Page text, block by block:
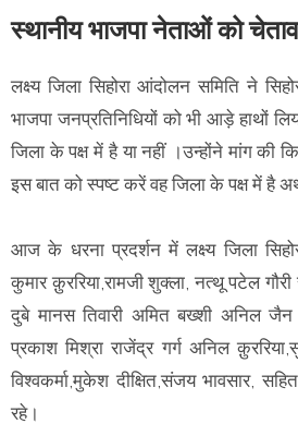
स्थानीय भाजपा नेताओं को
लक्ष्य जिला सिहोरा आंदोलन समिति ने
भाजपा जनप्रतिनिधियों को भी आड़े हाथों
जिला के पक्ष में है या नहीं ।उन्होंने मांग की कि
इस बात को स्पष्ट करें वह जिला के पक्ष में है
आज के धरना प्रदर्शन में लक्ष्य जिला
कुमार क़ुररिया,रामजी शुक्ला, नत्थू पटेल
दुबे मानस तिवारी अमित बख्शी अनिल
प्रकाश मिश्रा राजेंद्र गर्ग अनिल
विश्वकर्मा,मुकेश दीक्षित,संजय भावसार,
रहे।